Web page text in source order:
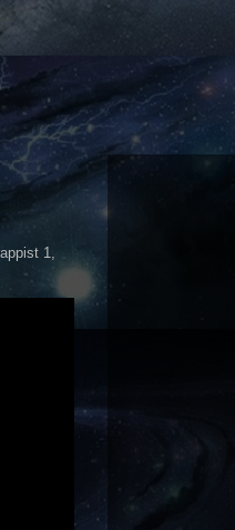
1,